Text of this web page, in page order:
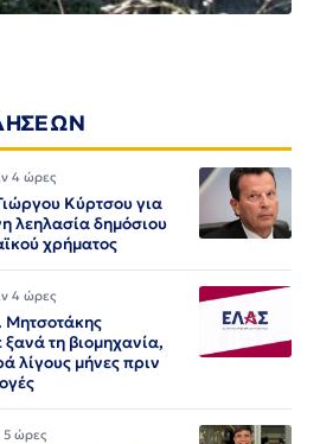
4 ώρες
Κύρτσου για
λεηλασία δημόσιου
χρήματος
4 ώρες
Μητσοτάκης
τη βιομηχανία,
λίγους μήνες πριν
5 ώρες